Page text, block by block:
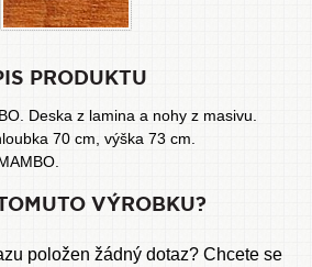
PRODUKTU
Deska z lamina a nohy z masivu.
70 cm, výška 73 cm.
VÝROBKU?
položen žádný dotaz? Chcete se